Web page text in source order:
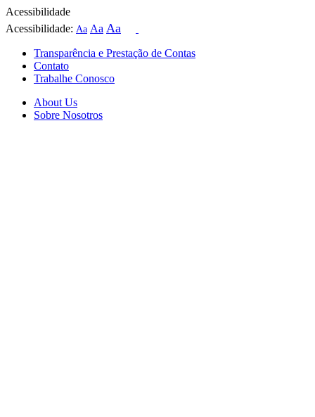
Acessibilidade
Acessibilidade: Aa Aa Aa
Transparência e Prestação de Contas
Contato
Trabalhe Conosco
About Us
Sobre Nosotros